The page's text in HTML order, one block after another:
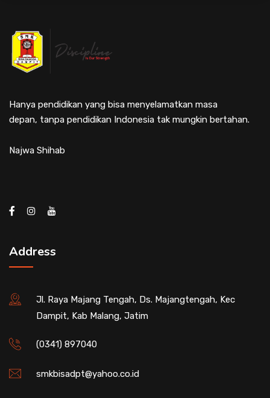
Hanya pendidikan yang bisa menyelamatkan masa
depan, tanpa pendidikan Indonesia tak mungkin bertahan.
Najwa Shihab
Address
Jl. Raya Majang Tengah, Ds. Majangtengah, Kec
Dampit, Kab Malang, Jatim
(0341) 897040
smkbisadpt@yahoo.co.id